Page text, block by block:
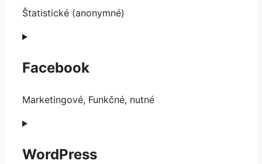
Štatistické (anonymné)
Consent
service
Facebook
Marketingové, Funkčné, nutné
Consent
service
WordPress